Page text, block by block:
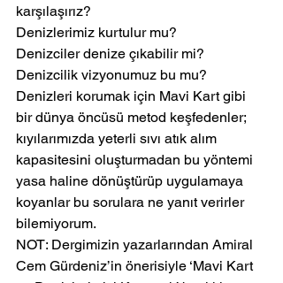
karşılaşırız?
Denizlerimiz kurtulur mu?
Denizciler denize çıkabilir mi?
Denizcilik vizyonumuz bu mu?
Denizleri korumak için Mavi Kart gibi
bir dünya öncüsü metod keşfedenler;
kıyılarımızda yeterli sıvı atık alım
kapasitesini oluşturmadan bu yöntemi
yasa haline dönüştürüp uygulamaya
koyanlar bu sorulara ne yanıt verirler
bilemiyorum.
NOT: Dergimizin yazarlarından Amiral
Cem Gürdeniz’in önerisiyle ‘Mavi Kart